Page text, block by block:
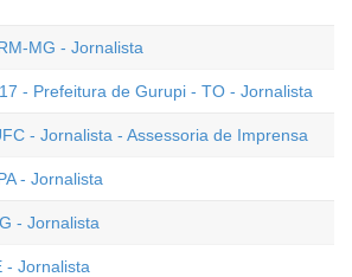
MG - Jornalista
- Prefeitura de Gurupi - TO - Jornalista
- Jornalista - Assessoria de Imprensa
- Jornalista
- Jornalista
- Jornalista